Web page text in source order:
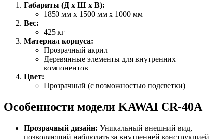
Габариты (Д x Ш x В):
1850 мм x 1500 мм x 1000 мм
Вес:
425 кг
Материал корпуса:
Прозрачный акрил
Деревянные элементы для внутренних
компонентов
Цвет:
Прозрачный (с возможностью подсветки)
Особенности модели KAWAI CR-40A
Прозрачный дизайн: Уникальный внешний вид,
позволяющий наблюдать за внутренней конструкцией